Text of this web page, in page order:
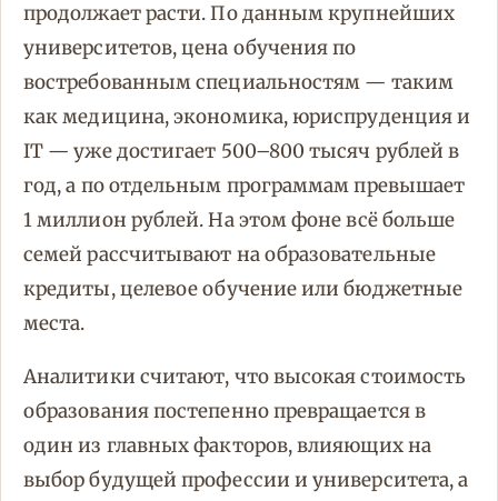
продолжает расти. По данным крупнейших
университетов, цена обучения по
востребованным специальностям — таким
как медицина, экономика, юриспруденция и
IT — уже достигает 500–800 тысяч рублей в
год, а по отдельным программам превышает
1 миллион рублей. На этом фоне всё больше
семей рассчитывают на образовательные
кредиты, целевое обучение или бюджетные
места.
Аналитики считают, что высокая стоимость
образования постепенно превращается в
один из главных факторов, влияющих на
выбор будущей профессии и университета, а